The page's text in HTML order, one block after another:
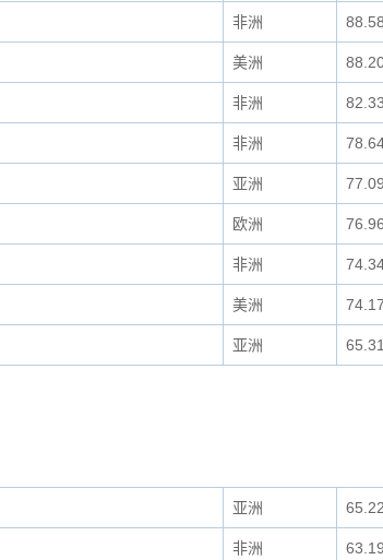
非洲
美洲
非洲
非洲
亚洲
欧洲
非洲
美洲
亚洲
亚洲
非洲